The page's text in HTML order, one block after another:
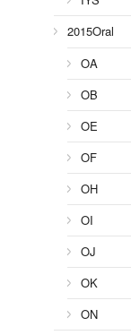
2015Oral
OA
OB
OE
OF
OH
OI
OJ
OK
ON